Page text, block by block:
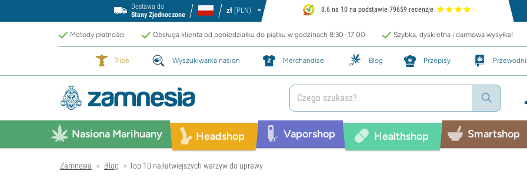
Dostawa do
Stany Zjednoczone
zł (PLN) 8.6 na 10 na podstawie 79659 recenzje
Metody płatności Obsługa klienta od poniedziałku do piątku w godzinach 8:30–17:00 Szybka, dyskretna i darmowa wysyłka!
Tribe Wyszukiwarka nasion Merchandise Blog Przepisy
Nasiona Marihuany Headshop Vaporshop Healthshop Smartshop
Zamnesia > Blog > Top 10 najłatwiejszych warzyw do uprawy